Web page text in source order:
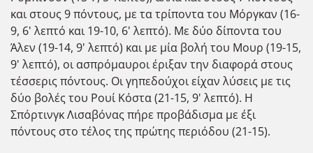
και στους 9 πόντους, με τα τρίποντα του Μόργκαν (16-
9, 6' λεπτό και 19-10, 6' λεπτό). Με δύο δίποντα του
Άλεν (19-14, 9' λεπτό) και με μία βολή του Μουρ (19-15,
9' λεπτό), οι ασπρόμαυροι έριξαν την διαφορά στους
τέσσερις πόντους. Οι γηπεδούχοι είχαν λύσεις με τις
δύο βολές του Ρουί Κόστα (21-15, 9' λεπτό). Η
Σπόρτινγκ Λισαβόνας πήρε προβάδισμα με έξι
πόντους στο τέλος της πρώτης περιόδου (21-15).